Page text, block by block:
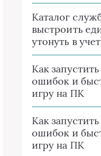
Каталог
выстроить
утонуть в
Как
ошибок и
игру на ПК
Как
ошибок и
игру на ПК